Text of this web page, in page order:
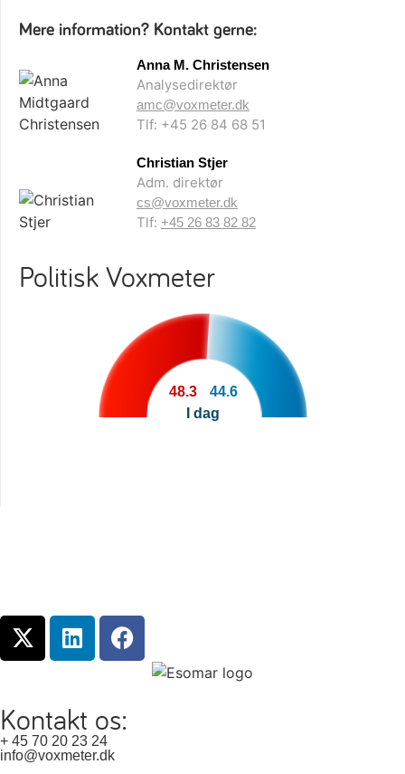
Mere information? Kontakt gerne:
Anna M. Christensen
Analysedirektør
amc@voxmeter.dk
Tlf: +45 26 84 68 51
Christian Stjer
Adm. direktør
cs@voxmeter.dk
Tlf: +45 26 83 82 82
Politisk Voxmeter
48.3
44.6
I dag
Kontakt os:
+ 45 70 20 23 24
info@voxmeter.dk